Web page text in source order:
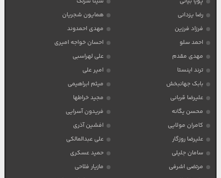
رضا یزدانی
همایون شجریان
فرزاد فرزین
مهدی احمدوند
احمد سلو
احسان خواجه امیری
مهدی مقدم
علی لهراسبی
ترند اینستا
امیر علی
بابک جهانبخش
میثم ابراهیمی
علیرضا قربانی
مجید خراطها
محسن یگانه
فریدون آسرایی
کامران مولایی
افشین آذری
علیرضا روزگار
علی عبدالمالکی
سامان جلیلی
حمید عسکری
مرتضی اشرفی
مازیار فلاحی